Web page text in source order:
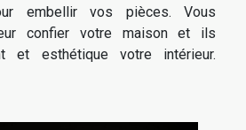
embellir vos pièces. Vous
confier votre maison et ils
et esthétique votre intérieur.